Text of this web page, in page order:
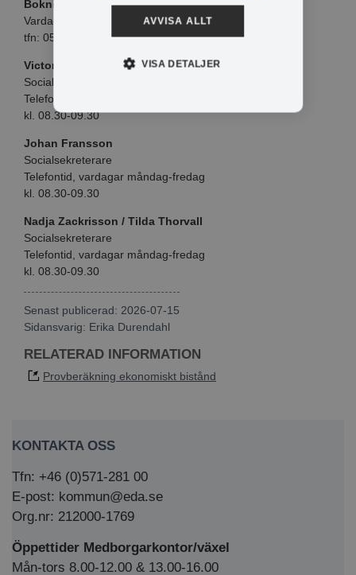
Bokning av nybesök
Vardagar måndag-fredag kl. 08.30-09.30
tfn: 0571-180 724
Victoria Berglöf
Socialsekreterare
Telefontid, vardagar måndag-fredag
kl. 08.30-09.30
Johan Fransson
Socialsekreterare
Telefontid, vardagar måndag-fredag
kl. 08.30-09.30
Nadja Zackrisson / Tilda Thorvall
Socialsekreterare
Telefontid, vardagar måndag-fredag
kl. 08.30-09.30
Senast publicerad: 2026-07-15
Sidansvarig: Erika Durendahl
RELATERAD INFORMATION
Provberäkning ekonomiskt bistånd
KONTAKTA OSS
Tfn: +46 (0)571-281 00
E-post: kommun@eda.se
Org.nr: 212000-1769
Öppettider Medborgarkontor/växel
Mån-tors 8.00-12.00 & 13.00-16.00
AVVISA ALLT
VISA DETALJER